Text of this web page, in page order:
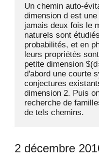
Un chemin auto-
dimension d est
jamais deux fois le
naturels sont
probabilités, et en
leurs propriétés
petite dimension
d'abord une courte
conjectures
dimension 2. Puis
recherche de
de tels chemins.
2 décembre